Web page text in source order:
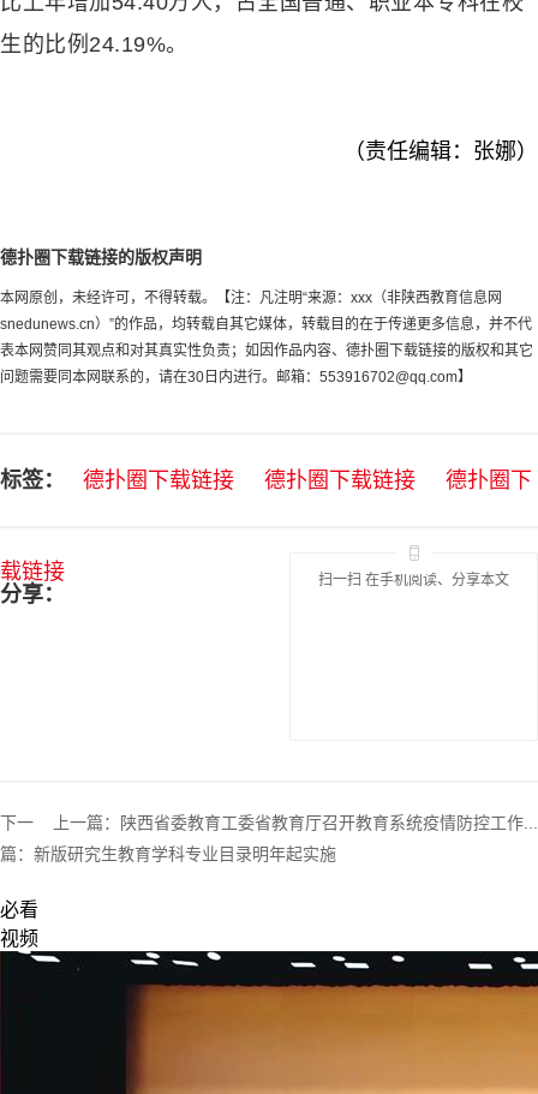
生的比例24.19%。
（责任编辑：张娜）
德扑圈下载链接的版权声明
本网原创，未经许可，不得转载。【注：凡注明“来源：xxx（非陕西教育信息网
snedunews.cn）”的作品，均转载自其它媒体，转载目的在于传递更多信息，并不代
表本网赞同其观点和对其真实性负责；如因作品内容、德扑圈下载链接的版权和其它
问题需要同本网联系的，请在30日内进行。邮箱： 553916702@qq.com】
标签： 德扑圈下载链接 德扑圈下载链接 德扑圈下
载链接
分享：
扫一扫 在手机阅读、分享本文
上一篇： 陕西省委教育工委省教育厅召开教育系统疫情防控工作...
下一
篇： 新版研究生教育学科专业目录明年起实施
必看
视频